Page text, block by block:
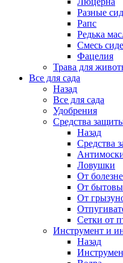
Разные
Рапс
Редька
Смесь
Фацелия
Трава для
Все для сада
Назад
Все для сада
Удобрения
Средства
Назад
Средства
Ловушки
От
От
От
Сетки от
Инструмент и
Назад